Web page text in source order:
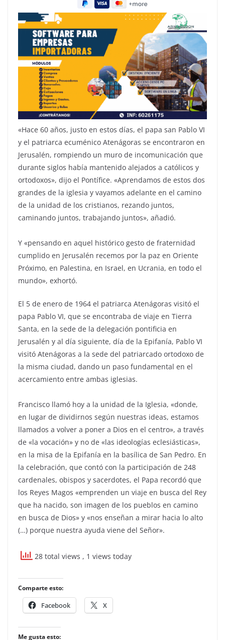
«Hace 60 años, justo en estos días, el papa san Pablo VI
y el patriarca ecuménico Atenágoras se encontraron en
Jerusalén, rompiendo un muro de incomunicación que
durante siglos había mantenido alejados a católicos y
ortodoxos», dijo el Pontífice. «Aprendamos de estos dos
grandes de la iglesia y vayamos adelante en el camino
de la unidad de los cristianos, rezando juntos,
caminando juntos, trabajando juntos», añadió.
Y «pensando en aquel histórico gesto de fraternidad
cumplido en Jerusalén recemos por la paz en Oriente
Próximo, en Palestina, en Israel, en Ucrania, en todo el
mundo», exhortó.
El 5 de enero de 1964 el patriarca Atenágoras visitó el
papa Pablo VI, que se encontraba de viaje en Tierra
Santa, en la sede de la delegación pontificia en
Jerusalén y al día siguiente, día de la Epifanía, Pablo VI
visitó Atenágoras a la sede del patriarcado ortodoxo de
la misma ciudad, dando un paso fundamental en el
acercamiento entre ambas iglesias.
Francisco llamó hoy a la unidad de la Iglesia, «donde,
en lugar de dividirnos según nuestras ideas, estamos
llamados a volver a poner a Dios en el centro», a través
de «la vocación» y no de «las ideologías eclesiásticas»,
en la misa de la Epifanía en la basílica de San Pedro. En
la celebración, que contó con la participación de 248
cardenales, obispos y sacerdotes, el Papa recordó que
los Reyes Magos «emprenden un viaje en busca del Rey
que ha nacido, son imagen de los pueblos en camino
en busca de Dios» y «nos enseñan a mirar hacia lo alto
(…) porque nuestra ayuda viene del Señor».
28 total views , 1 views today
Comparte esto:
Facebook X
Me gusta esto: